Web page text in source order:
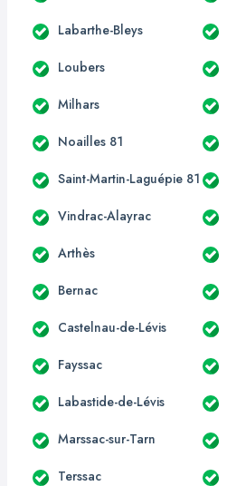
Labarthe-Bleys
Loubers
Milhars
Noailles 81
Saint-Martin-Laguépie 81
Vindrac-Alayrac
Arthès
Bernac
Castelnau-de-Lévis
Fayssac
Labastide-de-Lévis
Marssac-sur-Tarn
Terssac